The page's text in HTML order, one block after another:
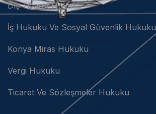
Dış Ticaret Hukuku
İş Hukuku Ve Sosyal Güvenlik Hukuku
Konya Miras Hukuku
Vergi Hukuku
Ticaret Ve Sözleşmeler Hukuku